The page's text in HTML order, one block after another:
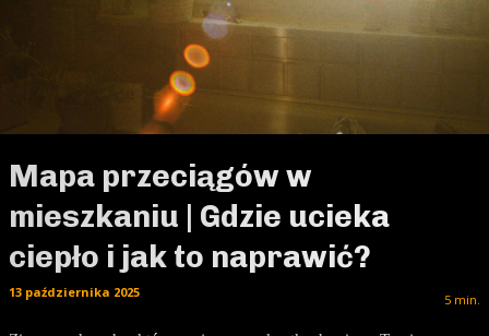
Mapa przeciągów w
mieszkaniu | Gdzie ucieka
ciepło i jak to naprawić?
5 min.
13 października 2025